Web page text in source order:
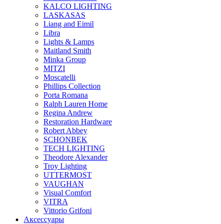
KALCO LIGHTING
LASKASAS
Liang and Eimil
Libra
Lights & Lamps
Maitland Smith
Minka Group
MITZI
Moscatelli
Phillips Collection
Porta Romana
Ralph Lauren Home
Regina Andrew
Restoration Hardware
Robert Abbey
SCHONBEK
TECH LIGHTING
Theodore Alexander
Troy Lighting
UTTERMOST
VAUGHAN
Visual Comfort
VITRA
Vittorio Grifoni
Аксессуары